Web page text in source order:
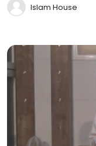
Islam House